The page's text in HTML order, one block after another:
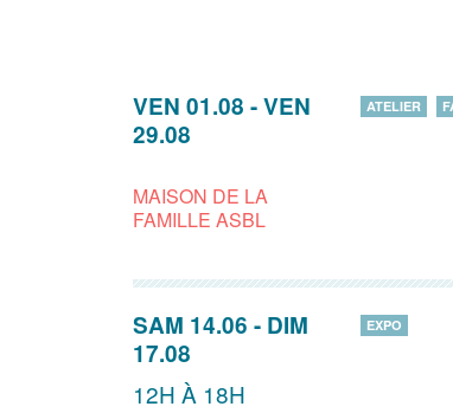
VEN 01.08 -VEN
29.08
MAISON DE LA
FAMILLE ASBL
ATELIER
SAM 14.06 - DIM
17.08
12H À 18H
EXPO